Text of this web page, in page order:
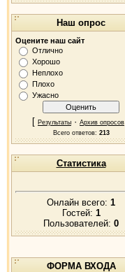
Наш опрос
Оцените наш сайт
Отлично
Хорошо
Неплохо
Плохо
Ужасно
[ Результаты · Архив опросов
Всего ответов: 213
Статистика
Онлайн всего: 1
Гостей: 1
Пользователей: 0
ФОРМА ВХОДА